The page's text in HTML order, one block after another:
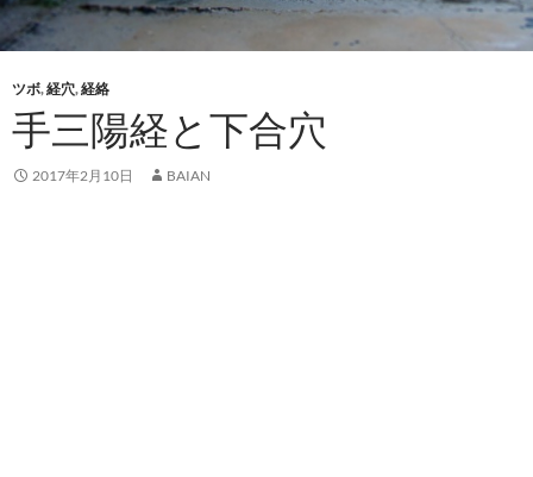
ツボ,経穴,経絡
手三陽経と下合穴
2017年2月10日 BAIAN